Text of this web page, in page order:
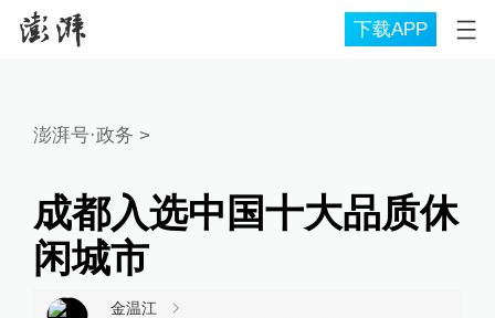
下载APP
澎湃号·政务 >
成都入选中国十大品质休
闲城市
金温江